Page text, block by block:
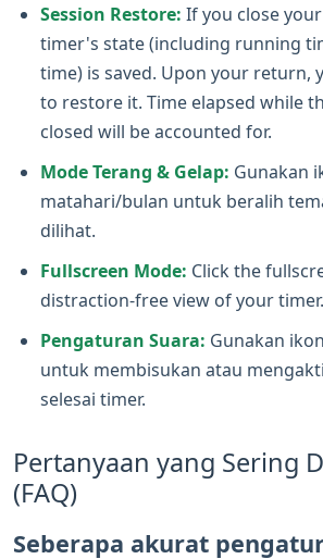
Session Restore: If you close
timer's state (including running
time) is saved. Upon your return,
to restore it. Time elapsed while
closed will be accounted for.
Mode Terang & Gelap: Gunakan
matahari/bulan untuk beralih
dilihat.
Fullscreen Mode: Click the
distraction-free view of your timer.
Pengaturan Suara: Gunakan
untuk membisukan atau
selesai timer.
Pertanyaan yang Sering
(FAQ)
Seberapa akurat